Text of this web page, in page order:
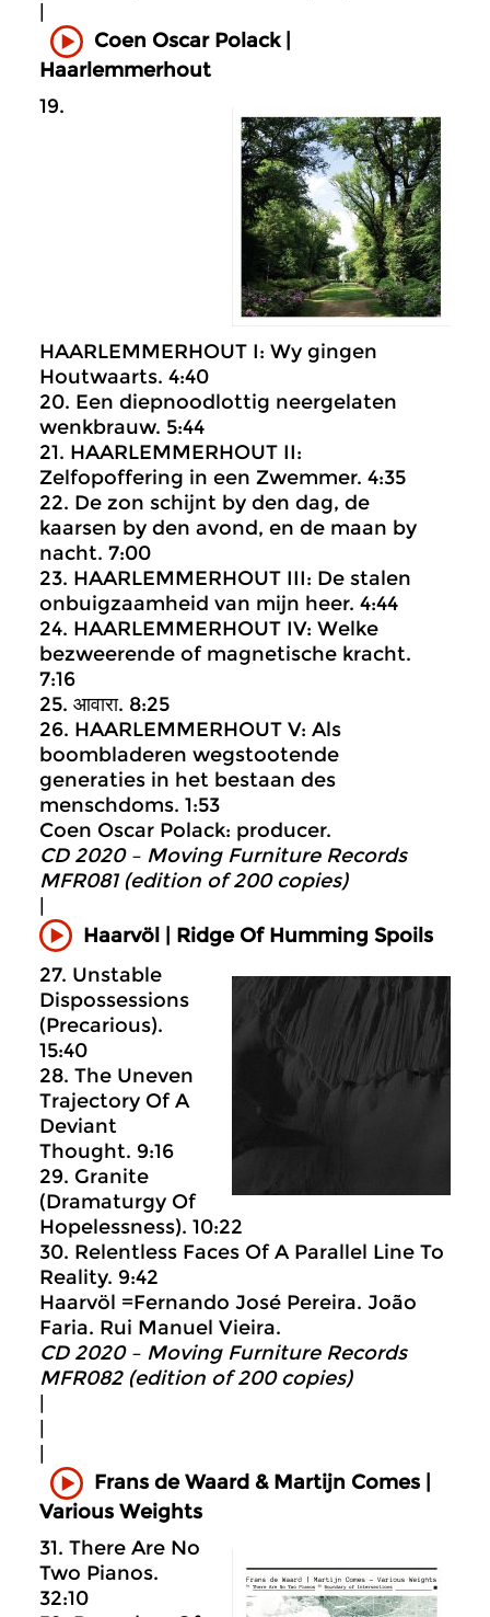
Coen Oscar Polack |
Haarlemmerhout
19.
HAARLEMMERHOUT I: Wy gingen
Houtwaarts. 4:40
20. Een diepnoodlottig neergelaten
wenkbrauw. 5:44
21. HAARLEMMERHOUT II:
Zelfopoffering in een Zwemmer. 4:35
22. De zon schijnt by den dag, de
kaarsen by den avond, en de maan by
nacht. 7:00
23. HAARLEMMERHOUT III: De stalen
onbuigzaamheid van mijn heer. 4:44
24. HAARLEMMERHOUT IV: Welke
bezweerende of magnetische kracht.
7:16
25. आवारा. 8:25
26. HAARLEMMERHOUT V: Als
boombladeren wegstootende
generaties in het bestaan des
menschdoms. 1:53
Coen Oscar Polack: producer.
CD 2020 – Moving Furniture Records
MFR081 (edition of 200 copies)
Haarvöl | Ridge Of Humming Spoils
27. Unstable
Dispossessions
(Precarious).
15:40
28. The Uneven
Trajectory Of A
Deviant
Thought. 9:16
29. Granite
(Dramaturgy Of
Hopelessness). 10:22
30. Relentless Faces Of A Parallel Line To
Reality. 9:42
Haarvöl =Fernando José Pereira. João
Faria. Rui Manuel Vieira.
CD 2020 – Moving Furniture Records
MFR082 (edition of 200 copies)
Frans de Waard & Martijn Comes |
Various Weights
31. There Are No
Two Pianos.
32:10